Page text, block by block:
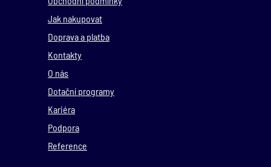
Jak nakupovat
Doprava a platba
Kontakty
O nás
Dotační programy
Kariéra
Podpora
Reference